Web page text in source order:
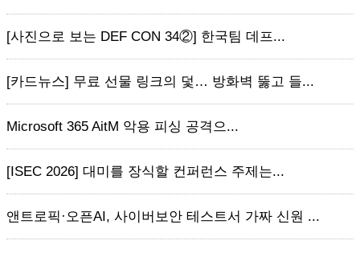
[사진으로 보는 DEF CON 34②] 한국팀 데프...
[카드뉴스] 무료 선물 링크의 덫… 방화벽 뚫고 들...
Microsoft 365 AitM 악용 피싱 공격으...
[ISEC 2026] 대미를 장식할 컨퍼런스 주제는...
앤트로픽·오픈AI, 사이버보안 테스트서 가짜 신원 ...